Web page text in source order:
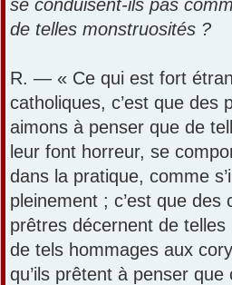
se conduisent-ils pas
de telles monstruosités ?
R. — « Ce qui est fort
catholiques, c’est que des
aimons à penser que de
leur font horreur, se
dans la pratique, comme
pleinement ; c’est que des
prêtres décernent de
de tels hommages aux
qu’ils prêtent à penser que